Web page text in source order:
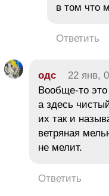
в том что
Ответить
одс 22 янв,
Вообще-то
а здесь
их так и
ветряная
не мелит.
Ответить